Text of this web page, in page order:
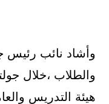
وأشاد نائب رئيس
والطلاب ،خلال
هيئة التدريس